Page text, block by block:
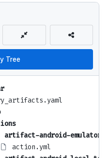
Tree
artifact-android-emulator-
action.yml